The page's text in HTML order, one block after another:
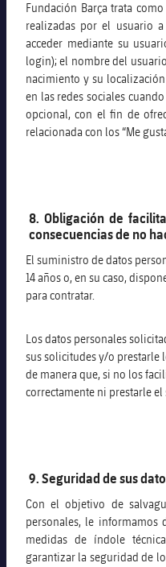
Fundación Barça trata
realizadas por el usuario
acceder mediante su
login); el nombre del
nacimiento y su
en las redes sociales
opcional, con el fin de
relacionada con los “Me
8. Obligación de
consecuencias de no
El suministro de datos
14 años o, en su caso,
para contratar.
Los datos personales
sus solicitudes y/o prestarle
de manera que, si no los
correctamente ni prestarle
9. Seguridad de sus
Con el objetivo de
personales, le informamos
medidas de índole
garantizar la seguridad de